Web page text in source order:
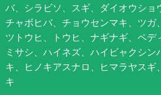
バ、シラビソ、スギ、ダイオウショ
チャボヒバ、チョウセンマキ、ツガ
ツトウヒ、トウヒ、ナギナギ、ペデ
ミサシ、ハイネズ、ハイビャクシン
キ、ヒノキアスナロ、ヒマラヤスギ
キ